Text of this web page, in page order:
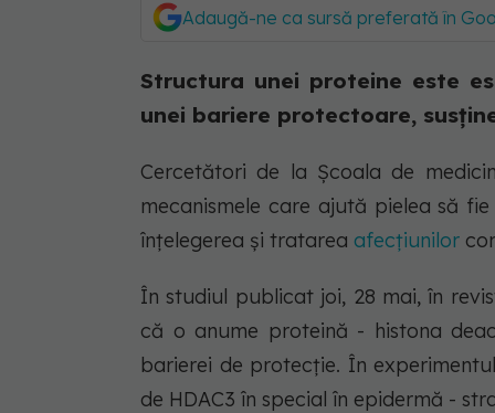
Adaugă-ne ca sursă preferată în
Structura unei proteine este
unei bariere protectoare,
Cercetători de la Școala de
mecanismele care ajută pielea să
înțelegerea și tratarea afecțiunilor
În studiul publicat joi, 28 mai, în
că o anume proteină - histona
barierei de protecție. În
de HDAC3 în special în epidermă -